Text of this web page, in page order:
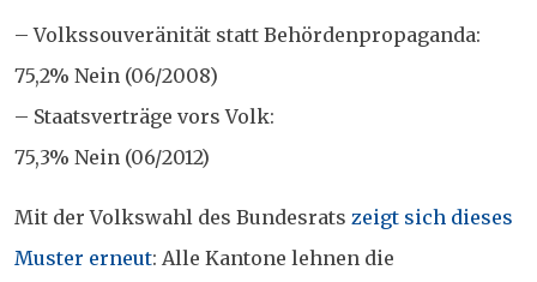
– Volkssouveränität statt Behördenpropaganda:
75,2% Nein (06/2008)
– Staatsverträge vors Volk:
75,3% Nein (06/2012)
Mit der Volkswahl des Bundesrats zeigt sich dieses
Muster erneut: Alle Kantone lehnen die